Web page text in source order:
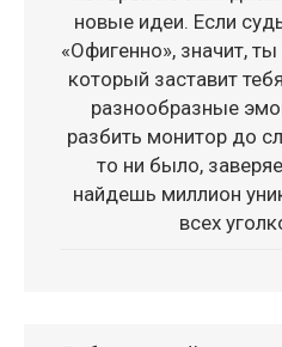
новые идеи. Если
«Офигенно», значит,
который заставит
разнообразные
разбить монитор до
то ни было,
найдешь миллион
всех